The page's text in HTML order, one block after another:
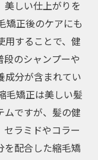
美しい仕上がりを
矯正後のケアにも
用することで、健
のシャンプーや
成分が含まれてい
毛矯正は美しい髪
ムですが、髪の健
ラミドやコラー
を配合した縮毛矯